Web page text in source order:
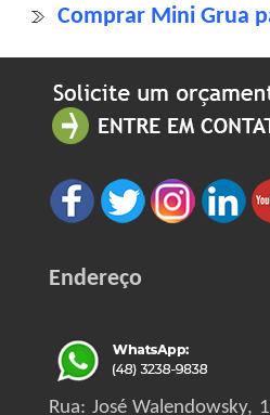
Comprar Mini Grua
Endereço
Rua: José Walendowsky,